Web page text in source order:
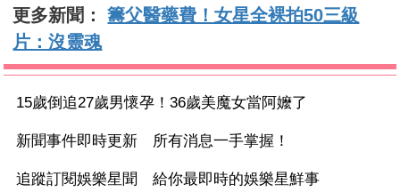
更多新聞：籌父醫藥費！女星全裸拍50三級
片：沒靈魂
15歲倒追27歲男懷孕！36歲美魔女當阿嬤了
新聞事件即時更新 所有消息一手掌握！
追蹤訂閱娛樂星聞 給你最即時的娛樂星鮮事